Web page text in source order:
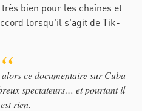
bien pour les chaînes et
lorsqu'il s'agit de Tik-
ce documentaire sur Cuba
spectateurs… et pourtant il
rien.